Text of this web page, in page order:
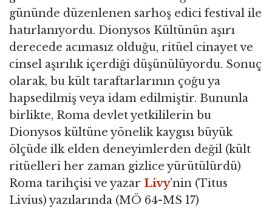
gününde düzenlenen sarhoş edici festival ile
hatırlanıyordu. Dionysos Kültünün aşırı
derecede acımasız olduğu, ritüel cinayet ve
cinsel aşırılık içerdiği düşünülüyordu. Sonuç
olarak, bu kült taraftarlarının çoğu ya
hapsedilmiş veya idam edilmiştir. Bununla
birlikte, Roma devlet yetkililerin bu
Dionysos kültüne yönelik kaygısı büyük
ölçüde ilk elden deneyimlerden değil (kült
ritüelleri her zaman gizlice yürütülürdü)
Roma tarihçisi ve yazar Livy’nin (Titus
Livius) yazılarında (MÖ 64-MS 17)